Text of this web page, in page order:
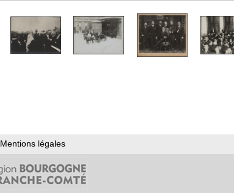
Mentions légales